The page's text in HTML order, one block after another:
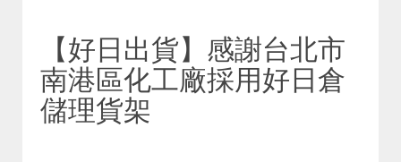
【好日出貨】感謝台北市
南港區化工廠採用好日倉
儲理貨架